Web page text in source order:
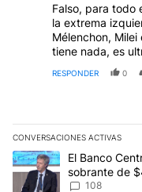
Falso, para todo
la extrema
Mélenchon,
tiene nada, es
RESPONDER 0
CONVERSACIONES ACTIVAS
Este listado muestra los
Un artículo deEl Banco
sobrante de
108